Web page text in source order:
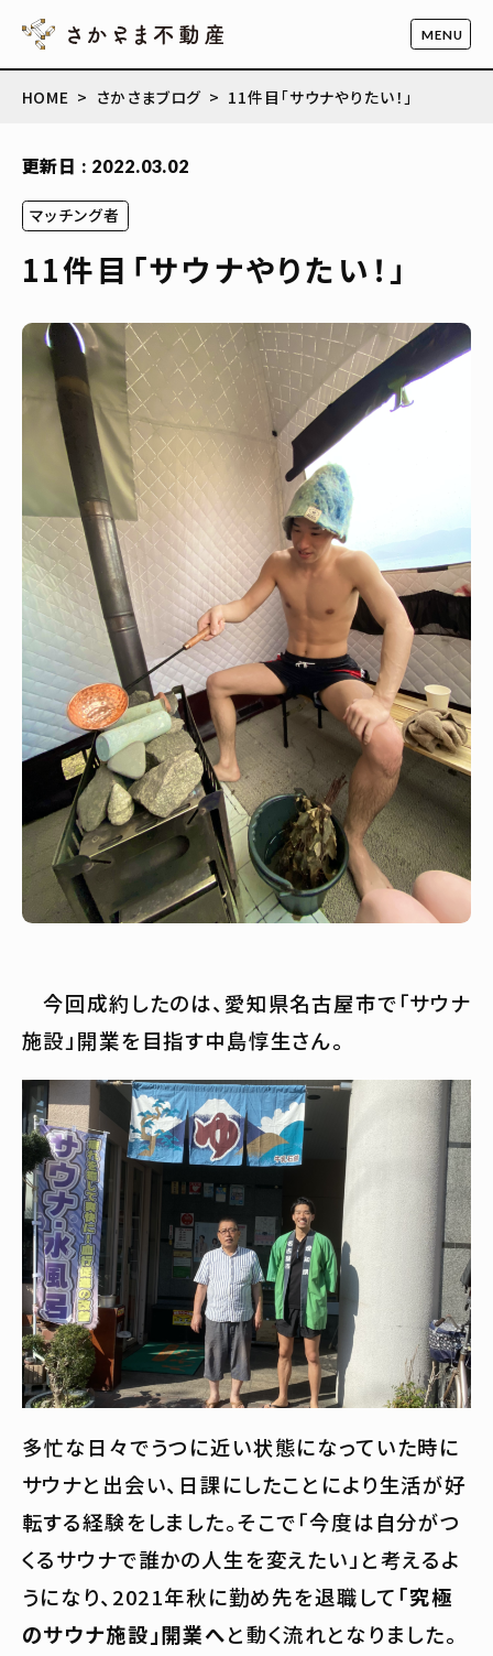
HOME さかさまブログ 11件目「サウナやりたい！」
更新日 : 2022.03.02
マッチング者
11件目「サウナやりたい！」
今回成約したのは、愛知県名古屋市で「サウナ
施設」開業を目指す中島惇生さん。
多忙な日々でうつに近い状態になっていた時に
サウナと出会い、日課にしたことにより生活が好
転する経験をしました。そこで「今度は自分がつ
くるサウナで誰かの人生を変えたい」と考えるよ
うになり、2021年秋に勤め先を退職して「究極
のサウナ施設」開業へと動く流れとなりました。